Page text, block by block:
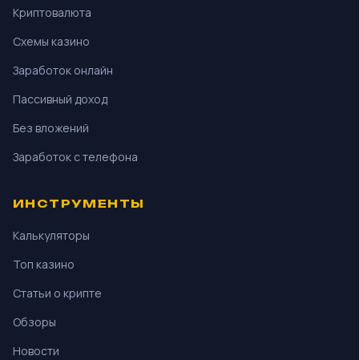
Криптовалюта
Схемы казино
Заработок онлайн
Пассивный доход
Без вложений
Заработок с телефона
ИНСТРУМЕНТЫ
Калькуляторы
Топ казино
Статьи о крипте
Обзоры
Новости